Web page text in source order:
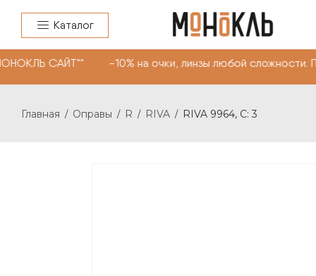
Каталог
САЙТ"" -10% на очки, линзы любой
Главная / Оправы / R / RIVA / RIVA 9964, С: 3